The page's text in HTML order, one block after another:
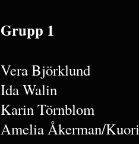
Grupp 1
Vera Björklund
Ida Walin
Karin Törnblom
Amelia Åkerman/